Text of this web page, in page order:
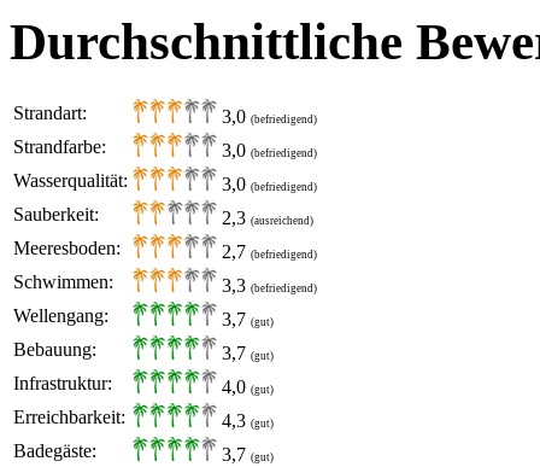
Durchschnittliche
Strandart: 3,0 (befriedigend)
Strandfarbe: 3,0 (befriedigend)
Wasserqualität: 3,0 (befriedigend)
Sauberkeit: 2,3 (ausreichend)
Meeresboden: 2,7 (befriedigend)
Schwimmen: 3,3 (befriedigend)
Wellengang: 3,7 (gut)
Bebauung: 3,7 (gut)
Infrastruktur: 4,0 (gut)
Erreichbarkeit: 4,3 (gut)
Badegäste: 3,7 (gut)